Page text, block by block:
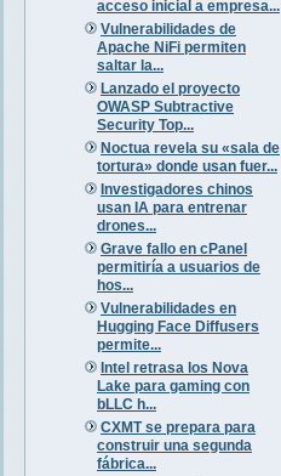
acceso inicial a empresa...
Vulnerabilidades de
Apache NiFi permiten
saltar la...
Lanzado el proyecto
OWASP Subtractive
Security Top...
Noctua revela su «sala de
tortura» donde usan fuer...
Investigadores chinos
usan IA para entrenar
drones...
Grave fallo en cPanel
permitiría a usuarios de
hos...
Vulnerabilidades en
Hugging Face Diffusers
permite...
Intel retrasa los Nova
Lake para gaming con
bLLC h...
CXMT se prepara para
construir una segunda
fábrica...